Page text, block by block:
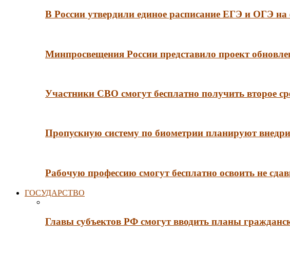
В России утвердили единое расписание ЕГЭ и ОГЭ
Минпросвещения России представило проект
Участники СВО смогут бесплатно получить второе
Пропускную систему по биометрии планируют
Рабочую профессию смогут бесплатно освоить не
ГОСУДАРСТВО
Главы субъектов РФ смогут вводить планы